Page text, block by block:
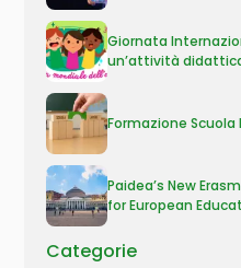
Giornata
un’attività
Formazione Scuola
Paidea’s New
for European
Categorie